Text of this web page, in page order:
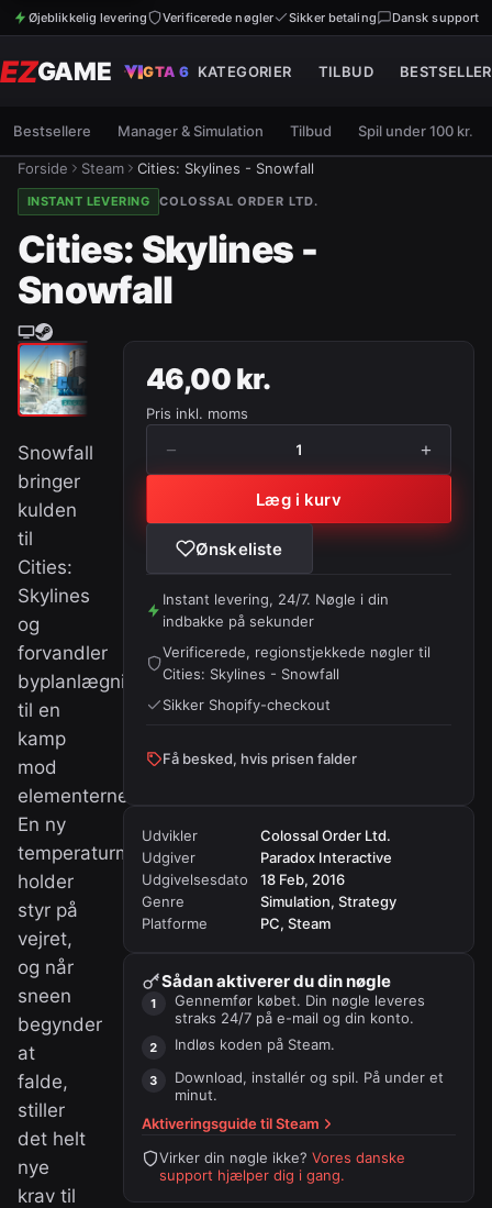
Øjeblikkelig levering Verificerede nøgler Sikker betaling Dansk support
EZGAME GTA 6 KATEGORIER TILBUD
Bestsellere Manager & Simulation Tilbud Spil under 100 kr.
Forside Steam Cities: Skylines - Snowfall
INSTANT LEVERING COLOSSAL ORDER LTD.
Cities: Skylines -
Snowfall
Snowfall
bringer
kulden
til
Cities:
Skylines
og
forvandler
byplanlægning
til en
kamp
mod
elementerne.
En ny
temperaturmåler
holder
styr på
vejret,
og når
sneen
begynder
at
falde,
stiller
det helt
nye
krav til
46,00 kr.
Pris inkl. moms
− 1 +
Læg i kurv
Ønskeliste
Instant levering, 24/7. Nøgle i din
indbakke på sekunder
Verificerede, regionstjekkede nøgler til
Cities: Skylines - Snowfall
Sikker Shopify-checkout
Få besked, hvis prisen falder
Udvikler
Colossal Order Ltd.
Udgiver
Paradox Interactive
Udgivelsesdato
18 Feb, 2016
Genre
Simulation, Strategy
Platforme
PC, Steam
Sådan aktiverer du din nøgle
Gennemfør købet. Din nøgle leveres
straks 24/7 på e-mail og din konto.
Indløs koden på Steam.
Download, installér og spil. På under et
minut.
Aktiveringsguide tilSteam
Virker din nøgle ikke? Vores danske
support hjælper dig i gang.